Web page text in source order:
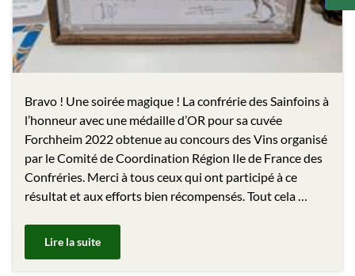
Bravo ! Une soirée magique ! La confrérie des Sainfoins à
l’honneur avec une médaille d’OR pour sa cuvée
Forchheim 2022 obtenue au concours des Vins organisé
par le Comité de Coordination Région Ile de France des
Confréries. Merci à tous ceux qui ont participé à ce
résultat et aux efforts bien récompensés. Tout cela …
Lire la suite